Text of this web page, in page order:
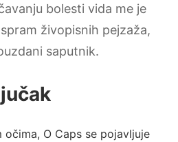
bolesti vida me je
živopisnih pejzaža,
saputnik.
O Caps se pojavljuje